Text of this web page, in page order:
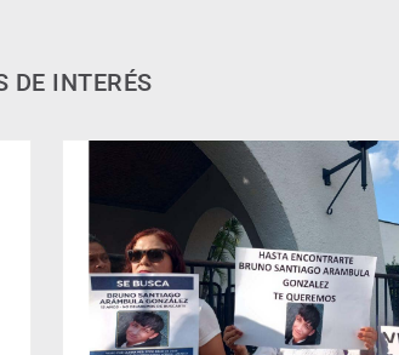
DE INTERÉS